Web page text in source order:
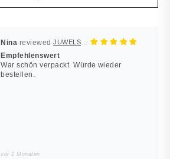
Nina
Empfehlenswert
War schön verpackt. Würde wieder
bestellen.
vor 2 Monaten